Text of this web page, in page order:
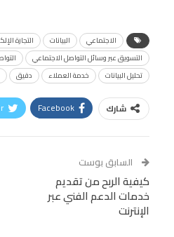
الاجتماعي البيانات
التجارة
التسويق عبر وسائل التواصل الاجتماعي
تحليل البيانات
خدمة العملاء دقيق
شارك Facebook
Tumblr
البريد الإلكتروني
Digg
LINE
السابق بوست
كيفية الربح من تقديم
خدمات الدعم الفني عبر
الإنترنت